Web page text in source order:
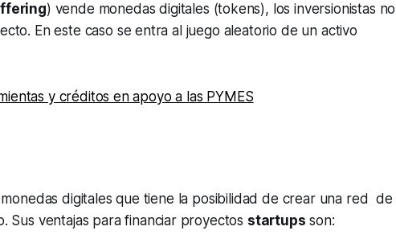
) vende monedas digitales (tokens), los inversionistas no
En este caso se entra al juego aleatorio de un activo
y créditos en apoyo a las PYMES
digitales que tiene la posibilidad de crear una red de
Sus ventajas para financiar proyectos startups son: